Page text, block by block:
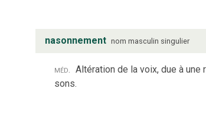
nasonnement nom masculin singulier
méd. Altération de la voix, due à
sons.